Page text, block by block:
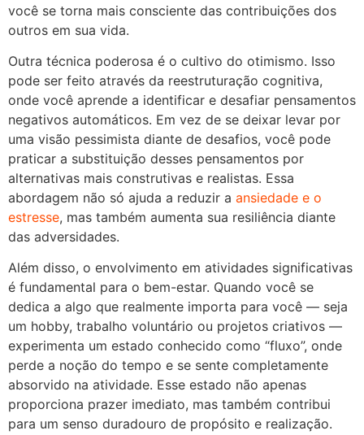
você se torna mais consciente das contribuições dos
outros em sua vida.
Outra técnica poderosa é o cultivo do otimismo. Isso
pode ser feito através da reestruturação cognitiva,
onde você aprende a identificar e desafiar pensamentos
negativos automáticos. Em vez de se deixar levar por
uma visão pessimista diante de desafios, você pode
praticar a substituição desses pensamentos por
alternativas mais construtivas e realistas. Essa
abordagem não só ajuda a reduzir a ansiedade e o
estresse, mas também aumenta sua resiliência diante
das adversidades.
Além disso, o envolvimento em atividades significativas
é fundamental para o bem-estar. Quando você se
dedica a algo que realmente importa para você — seja
um hobby, trabalho voluntário ou projetos criativos —
experimenta um estado conhecido como “fluxo”, onde
perde a noção do tempo e se sente completamente
absorvido na atividade. Esse estado não apenas
proporciona prazer imediato, mas também contribui
para um senso duradouro de propósito e realização.